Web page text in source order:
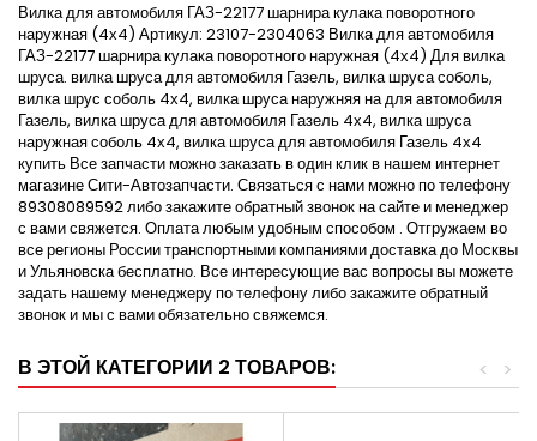
Вилка для автомобиля ГАЗ-22177 шарнира кулака поворотного
наружная (4х4) Артикул: 23107-2304063 Вилка для автомобиля
ГАЗ-22177 шарнира кулака поворотного наружная (4х4) Для вилка
шруса. вилка шруса для автомобиля Газель, вилка шруса соболь,
вилка шрус соболь 4х4, вилка шруса наружняя на для автомобиля
Газель, вилка шруса для автомобиля Газель 4х4, вилка шруса
наружная соболь 4х4, вилка шруса для автомобиля Газель 4х4
купить Все запчасти можно заказать в один клик в нашем интернет
магазине Сити-Автозапчасти. Связаться с нами можно по телефону
89308089592 либо закажите обратный звонок на сайте и менеджер
с вами свяжется. Оплата любым удобным способом . Отгружаем во
все регионы России транспортными компаниями доставка до Москвы
и Ульяновска бесплатно. Все интересующие вас вопросы вы можете
задать нашему менеджеру по телефону либо закажите обратный
звонок и мы с вами обязательно свяжемся.
В ЭТОЙ КАТЕГОРИИ 2 ТОВАРОВ: >
<